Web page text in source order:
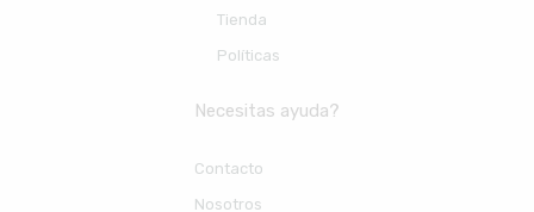
Tienda
Políticas
Necesitas ayuda?
Contacto
Nosotros